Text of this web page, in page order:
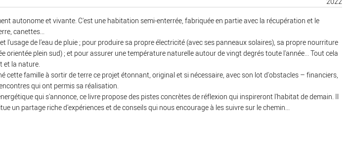
autonome et vivante. C'est une habitation semi-enterrée, fabriquée en partie avec la récupération et le
canettes...
l'usage de l'eau de pluie ; pour produire sa propre électricité (avec ses panneaux solaires), sa propre nourriture
orientée plein sud) ; et pour assurer une température naturelle autour de vingt degrés toute l'année... Tout cela
et la nature.
cette famille à sortir de terre ce projet étonnant, original et si nécessaire, avec son lot d'obstacles – financiers,
qui ont permis sa réalisation.
qui s'annonce, ce livre propose des pistes concrètes de réflexion qui inspireront l'habitat de demain. Il
un partage riche d'expériences et de conseils qui nous encourage à les suivre sur le chemin...